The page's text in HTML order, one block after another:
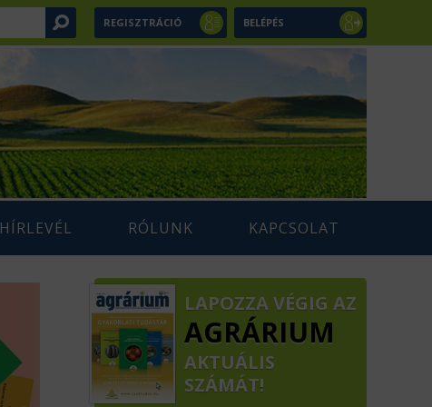
REGISZTRÁCIÓ BELÉPÉS
HÍRLEVÉL RÓLUNK KAPCSOLAT
LAPOZZA VÉGIG AZ
AGRÁRIUM
AKTUÁLIS
SZÁMÁT!